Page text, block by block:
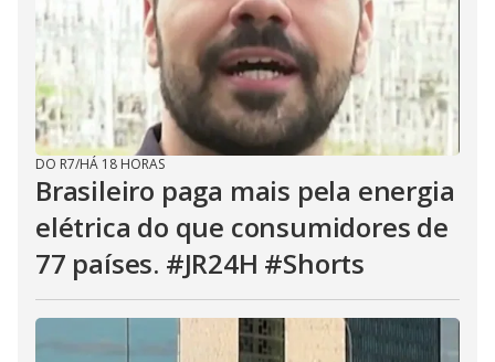
DO R7/HÁ 18 HORAS
Brasileiro paga mais pela energia
elétrica do que consumidores de
77 países. #JR24H #Shorts